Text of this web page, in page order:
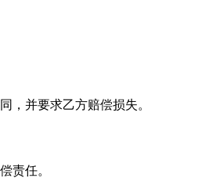
，并要求乙方赔偿损失。
责任。